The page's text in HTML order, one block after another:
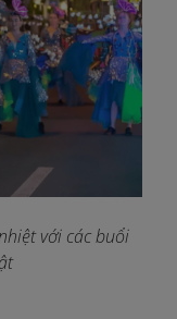
với các buổi